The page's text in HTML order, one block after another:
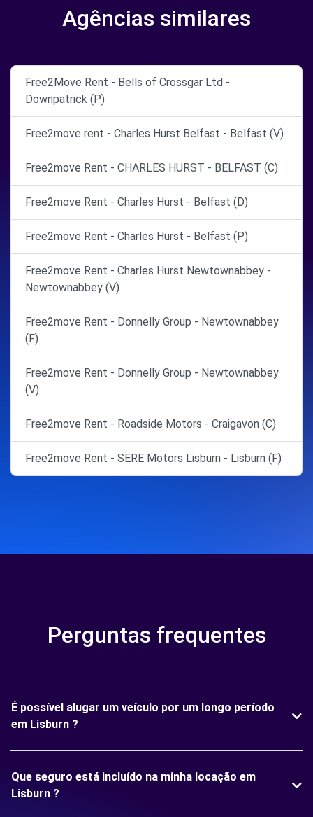
Agências similares
Free2Move Rent - Bells of Crossgar Ltd -
Downpatrick (P)
Free2move rent - Charles Hurst Belfast - Belfast (V)
Free2move Rent - CHARLES HURST - BELFAST (C)
Free2move Rent - Charles Hurst - Belfast (D)
Free2move Rent - Charles Hurst - Belfast (P)
Free2move Rent - Charles Hurst Newtownabbey -
Newtownabbey (V)
Free2move Rent - Donnelly Group - Newtownabbey
(F)
Free2move Rent - Donnelly Group - Newtownabbey
(V)
Free2move Rent - Roadside Motors - Craigavon (C)
Free2move Rent - SERE Motors Lisburn - Lisburn (F)
Perguntas frequentes
É possível alugar um veículo por um longo período
em Lisburn ?
Que seguro está incluído na minha locação em
Lisburn ?